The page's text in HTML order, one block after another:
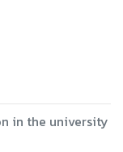
in the university